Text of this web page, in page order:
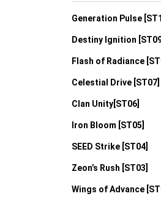
Generation Pulse
Destiny Ignition
Flash of Radiance
Celestial Drive [ST07]
Clan Unity[ST06]
Iron Bloom [ST05]
SEED Strike [ST04]
Zeon’s Rush [ST03]
Wings of Advance